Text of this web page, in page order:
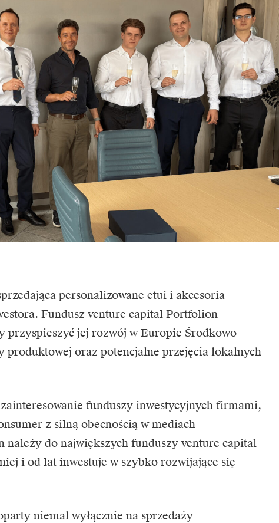
personalizowane etui i akcesoria
Fundusz venture capital Portfolion
przyspieszyć jej rozwój w Europie Środkowo-
produktowej oraz potencjalne przejęcia lokalnych
funduszy inwestycyjnych firmami,
z silną obecnością w mediach
należy do największych funduszy venture capital
i od lat inwestuje w szybko rozwijające się
niemal wyłącznie na sprzedaży